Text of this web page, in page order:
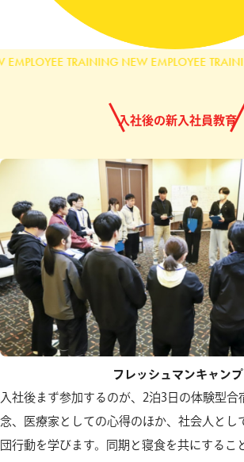
TRAINING NEW EMPLOYEE
入社後の新入社員教育
フレッシュマンキャンプ
入社後まず参加するのが、2泊3日の体験型合
念、医療家としての心得のほか、社会人とし
団行動を学びます。同期と寝食を共にするこ